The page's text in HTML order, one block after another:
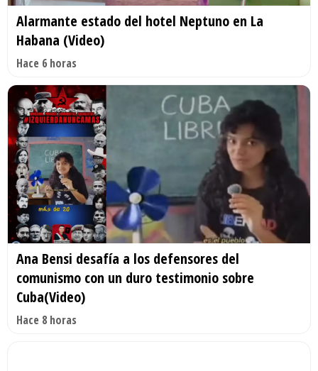
Alarmante estado del hotel Neptuno en La
Habana (Video)
Hace 6 horas
Ana Bensi desafía a los defensores del
comunismo con un duro testimonio sobre
Cuba(Video)
Hace 8 horas